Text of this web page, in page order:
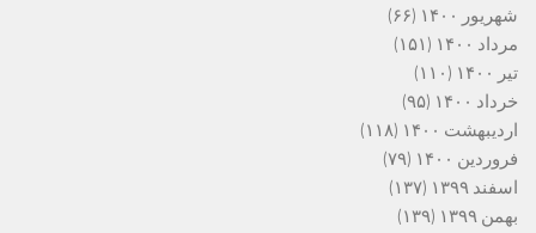
شهریور ۱۴۰۰
(۶۶)
مرداد ۱۴۰۰
(۱۵۱)
تیر ۱۴۰۰
(۱۱۰)
خرداد ۱۴۰۰
(۹۵)
اردیبهشت ۱۴۰۰
(۱۱۸)
فروردین ۱۴۰۰
(۷۹)
اسفند ۱۳۹۹
(۱۳۷)
بهمن ۱۳۹۹
(۱۳۹)